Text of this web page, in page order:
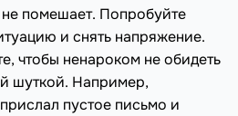
помешает. Попробуйте
и снять напряжение.
чтобы ненароком не обидеть
шуткой. Например,
пустое письмо и